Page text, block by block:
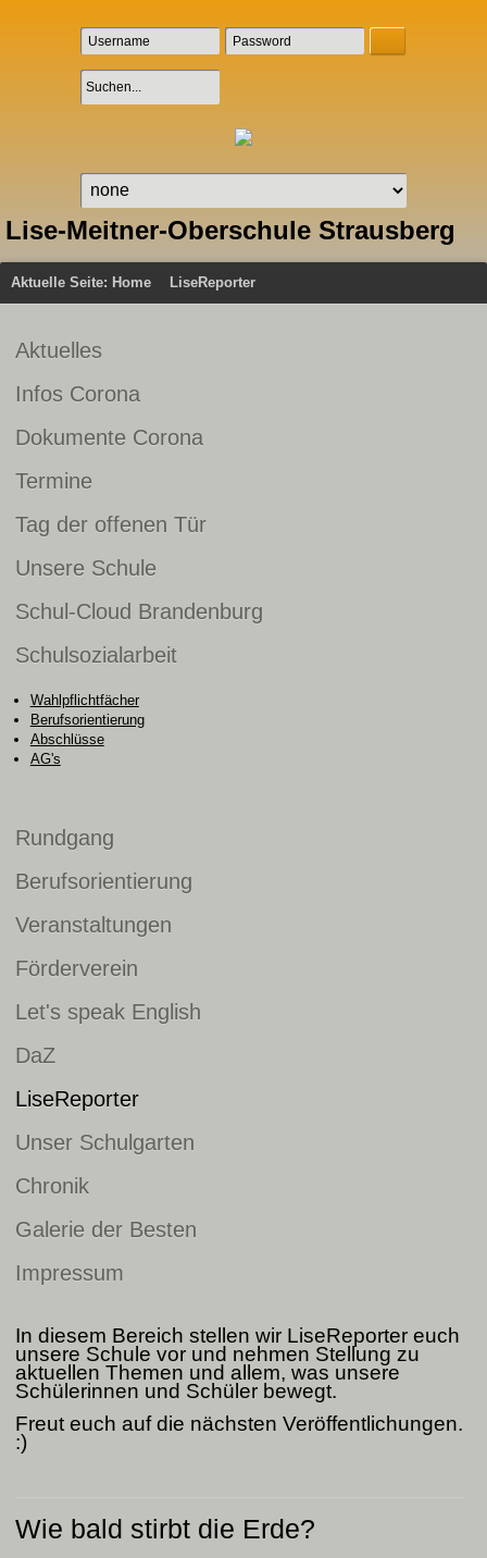
Lise-Meitner-Oberschule Strausberg
Aktuelle Seite: Home LiseReporter
Aktuelles
Infos Corona
Dokumente Corona
Termine
Tag der offenen Tür
Unsere Schule
Schul-Cloud Brandenburg
Schulsozialarbeit
Wahlpflichtfächer
Berufsorientierung
Abschlüsse
AG's
Rundgang
Berufsorientierung
Veranstaltungen
Förderverein
Let's speak English
DaZ
LiseReporter
Unser Schulgarten
Chronik
Galerie der Besten
Impressum
In diesem Bereich stellen wir LiseReporter euch
unsere Schule vor und nehmen Stellung zu
aktuellen Themen und allem, was unsere
Schülerinnen und Schüler bewegt.
Freut euch auf die nächsten Veröffentlichungen.
:)
Wie bald stirbt die Erde?